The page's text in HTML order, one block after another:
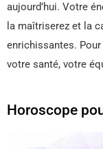
aujourd’hui. Votre
la maîtriserez et la
enrichissantes.
votre santé, votre
Horoscope